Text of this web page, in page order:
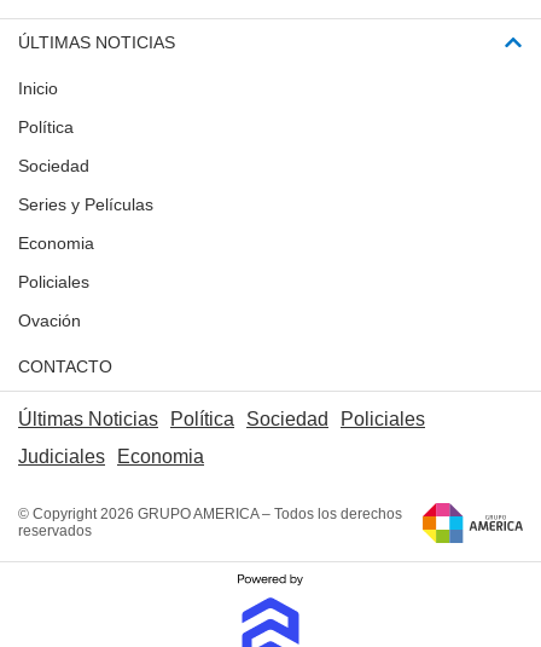
ÚLTIMAS NOTICIAS
Inicio
Política
Sociedad
Series y Películas
Economia
Policiales
Ovación
CONTACTO
Últimas Noticias Política Sociedad
Policiales
Judiciales
Economia
© Copyright 2026 GRUPO AMERICA – Todos los derechos
reservados